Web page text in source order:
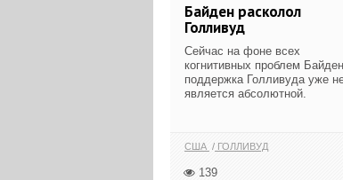
Байден расколол
Голливуд
Сейчас на фоне всех
когнитивных проблем
поддержка Голливуда уже
является абсолютной.
США ГОЛЛИВУД
139